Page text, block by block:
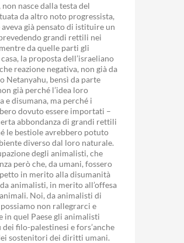
non nasce dalla testa del
da altro noto progressista,
già pensato di istituire un
grandi rettili nei
da quelle parti gli
la proposta dell’israeliano
reazione negativa, non già da
Netanyahu, bensì da parte
già perché l’idea loro
e disumana, ma perché i
dovuto essere importati –
abbondanza di grandi rettili
le bestiole avrebbero potuto
diverso dal loro naturale.
degli animalisti, che
però che, da umani, fossero
in merito alla disumanità
animalisti, in merito all’offesa
Noi, da animalisti di
non rallegrarci e
in quel Paese gli animalisti
filo-palestinesi e fors’anche
sostenitori dei diritti umani.